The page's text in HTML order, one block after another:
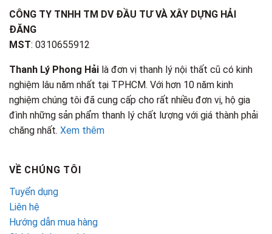
CÔNG TY TNHH TM DV ĐẦU TƯ VÀ XÂY DỰNG HẢI
ĐĂNG
MST: 0310655912
Thanh Lý Phong Hải là đơn vị thanh lý nội thất cũ có kinh
nghiệm lâu năm nhất tại TPHCM. Với hơn 10 năm kinh
nghiệm chúng tôi đã cung cấp cho rất nhiều đơn vị, hộ gia
đình những sản phẩm thanh lý chất lượng với giá thành phải
chăng nhất. Xem thêm
VỀ CHÚNG TÔI
Tuyển dụng
Liên hệ
Hướng dẫn mua hàng